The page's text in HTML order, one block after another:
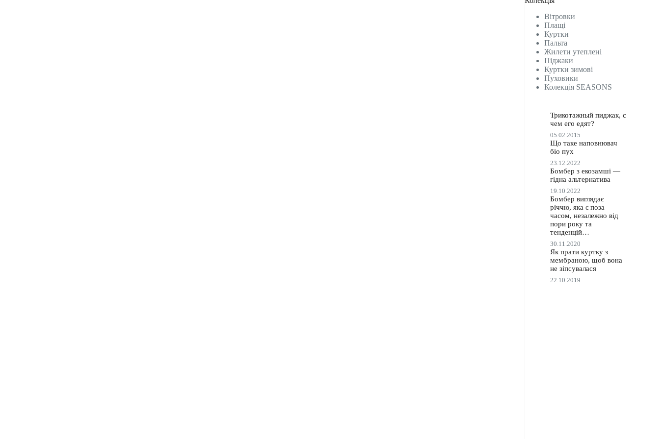
Вітровки
Плащі
Куртки
Пальта
Жилети утеплені
Піджаки
Куртки зимові
Пуховики
Колекція SEASONS
Трикотажный пиджак, с
чем его едят?
05.02.2015
Що таке наповнювач
біо пух
23.12.2022
Бомбер з екозамші —
гідна альтернатива
19.10.2022
Бомбер виглядає
річчю, яка є поза
часом, незалежно від
пори року та
тенденцій…
30.11.2020
Як прати куртку з
мембраною, щоб вона
не зіпсувалася
22.10.2019